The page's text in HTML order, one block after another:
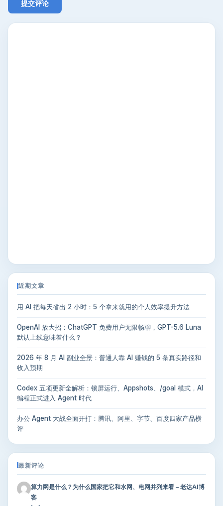
近期文章
用 AI 把每天省出 2 小时：5 个拿来就用的个人效率提升方法
OpenAI 放大招：ChatGPT 免费用户无限畅聊，GPT-5.6 Luna
默认上线意味着什么？
2026 年 8 月 AI 副业全景：普通人靠 AI 赚钱的 5 条真实路径和
收入预期
Codex 五项更新全解析：锁屏运行、Appshots、/goal 模式，AI
编程正式进入 Agent 时代
办公 Agent 大战全面开打：腾讯、阿里、字节、百度四家产品横
评
最新评论
算力网是什么？为什么国家把它和水网、电网并列来看 – 老达AI博
客